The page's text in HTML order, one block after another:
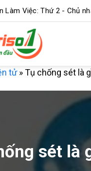
Làm Việc: Thứ 2 - Chủ
tử»Tụ chống sét là
sét là